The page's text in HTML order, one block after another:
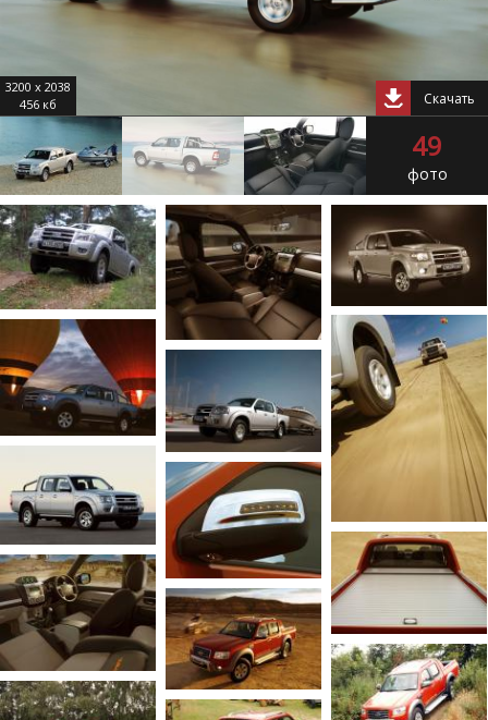
3200 x 2038
456 кб
Скачать
49
фото